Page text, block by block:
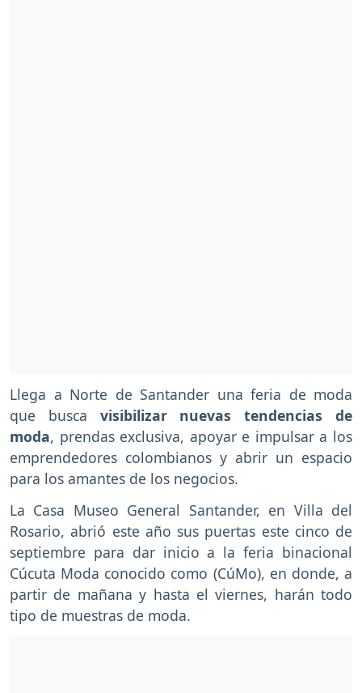
Llega a Norte de Santander una feria de moda
que busca visibilizar nuevas tendencias de
moda, prendas exclusiva, apoyar e impulsar a los
emprendedores colombianos y abrir un espacio
para los amantes de los negocios.
La Casa Museo General Santander, en Villa del
Rosario, abrió este año sus puertas este cinco de
septiembre para dar inicio a la feria binacional
Cúcuta Moda conocido como (CúMo), en donde, a
partir de mañana y hasta el viernes, harán todo
tipo de muestras de moda.